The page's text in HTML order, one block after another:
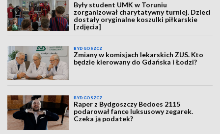
Były student UMK w Toruniu
zorganizował charytatywny turniej. Dzieci
dostały oryginalne koszulki piłkarskie
[zdjęcia]
BYDGOSZCZ
Zmiany w komisjach lekarskich ZUS. Kto
będzie kierowany do Gdańska i Łodzi?
BYDGOSZCZ
Raper z Bydgoszczy Bedoes 2115
podarował fance luksusowy zegarek.
Czeka ją podatek?